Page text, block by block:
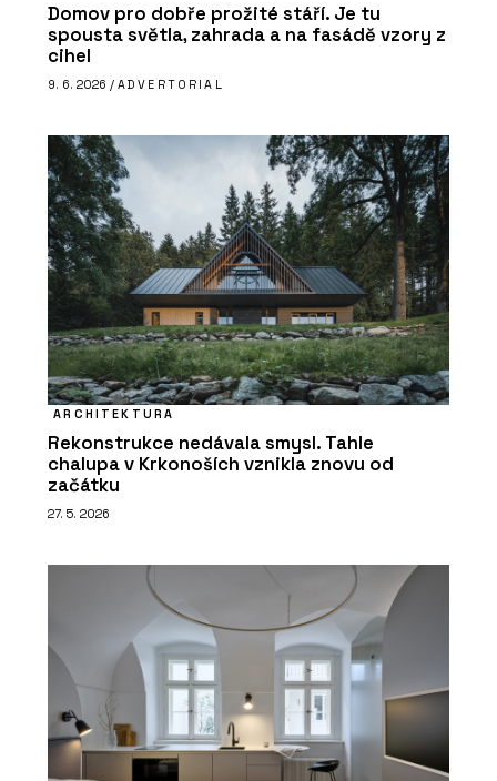
Domov pro dobře prožité stáří. Je tu
spousta světla, zahrada a na fasádě vzory z
cihel
9. 6. 2026 / ADVERTORIAL
ARCHITEKTURA
Rekonstrukce nedávala smysl. Tahle
chalupa v Krkonoších vznikla znovu od
začátku
27. 5. 2026